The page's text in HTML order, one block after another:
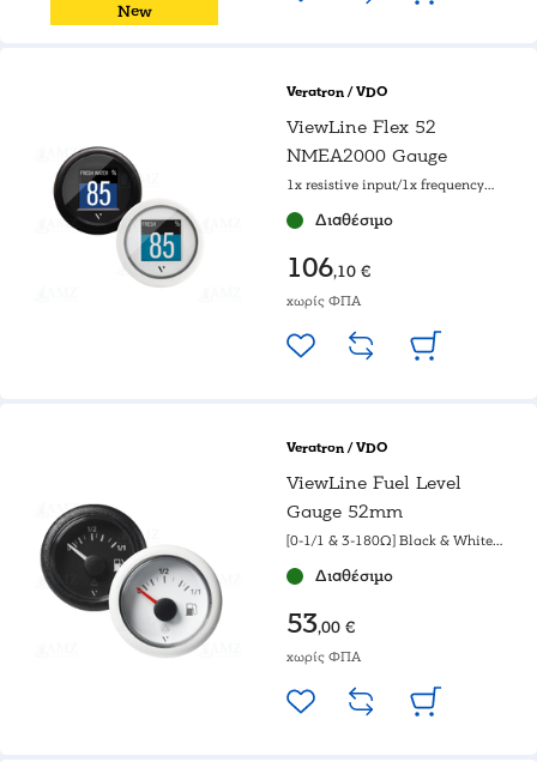
New
Veratron / VDO
ViewLine Flex 52
NMEA2000 Gauge
1x resistive input/1x frequency
Διαθέσιμο
106,10 €
χωρίς ΦΠΑ
Veratron / VDO
ViewLine Fuel Level
Gauge 52mm
[0-1/1 & 3-180Ω] Black & White
Διαθέσιμο
53,00 €
χωρίς ΦΠΑ